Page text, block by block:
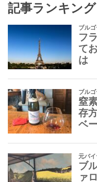
記事ランキング